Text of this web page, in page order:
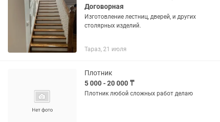
Договорная
Изготовление лестниц, дверей, и других
столярных изделий.
Тараз, 21 июля
Плотник
5 000 - 20 000 ₸
Плотник любой сложных работ делаю